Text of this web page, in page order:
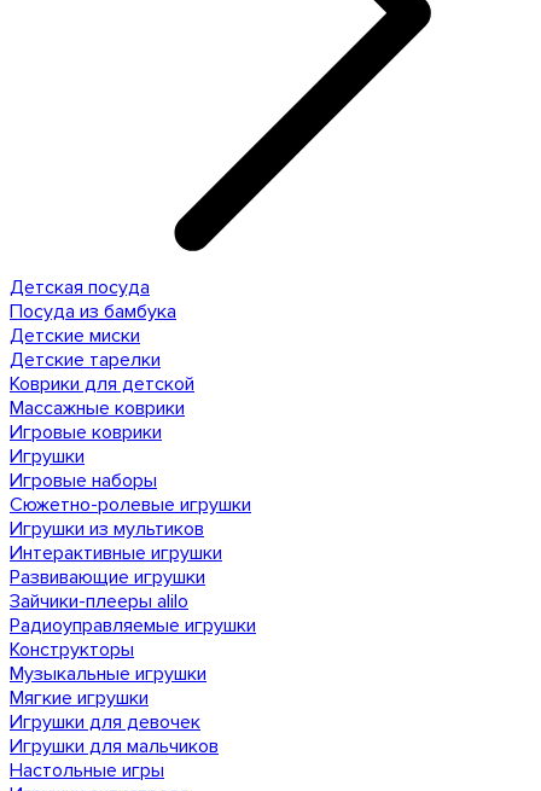
Детская посуда
Посуда из бамбука
Детские миски
Детские тарелки
Коврики для детской
Массажные коврики
Игровые коврики
Игрушки
Игровые наборы
Сюжетно-ролевые игрушки
Игрушки из мультиков
Интерактивные игрушки
Развивающие игрушки
Зайчики-плееры alilo
Радиоуправляемые игрушки
Конструкторы
Музыкальные игрушки
Мягкие игрушки
Игрушки для девочек
Игрушки для мальчиков
Настольные игры